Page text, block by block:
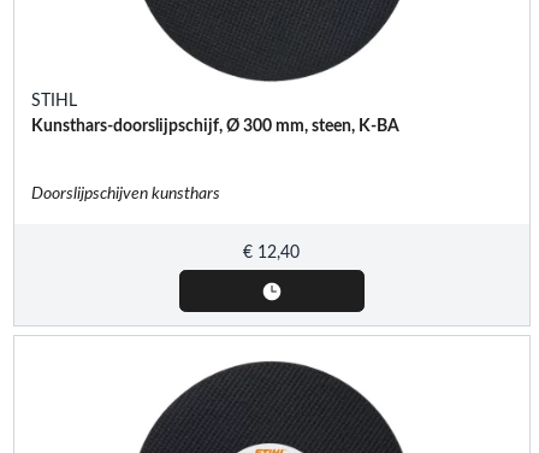
STIHL
Kunsthars-doorslijpschijf, Ø 300 mm, steen, K-BA
Doorslijpschijven kunsthars
€ 12,40